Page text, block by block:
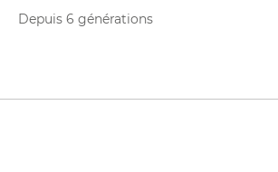
Depuis 6 générations